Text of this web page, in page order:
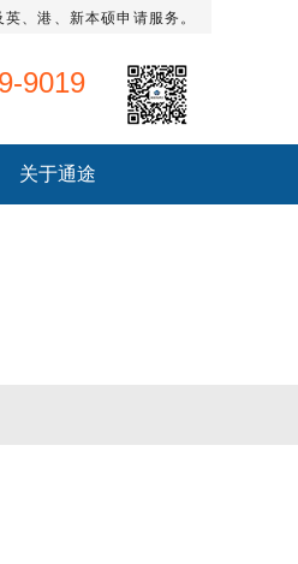
、港、新本硕申请服务。
9019
关于通途